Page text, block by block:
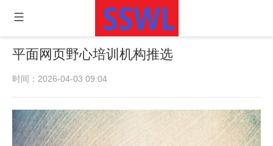
平面网页野心培训机构推选
时间：2026-04-03 09:04